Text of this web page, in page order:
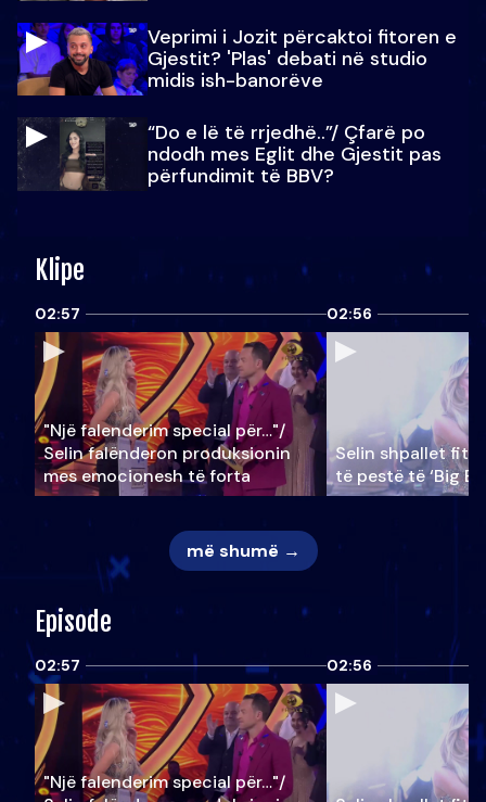
Veprimi i Jozit përcaktoi fitoren e
Gjestit? 'Plas' debati në studio
midis ish-banorëve
“Do e lë të rrjedhë..”/ Çfarë po
ndodh mes Eglit dhe Gjestit pas
përfundimit të BBV?
Klipe
02:57
"Një falenderim special për…"/
Selin falënderon produksionin
mes emocionesh të forta
02:56
Selin shpallet
të pestë të ‘Big
më shumë →
Episode
02:57
"Një falenderim special për…"/
02:56